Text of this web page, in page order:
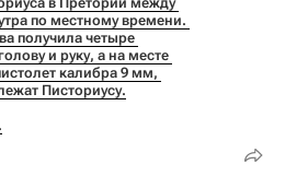
по местному времени.
получила четыре
и руку, а на месте
калибра 9 мм,
Писториусу.